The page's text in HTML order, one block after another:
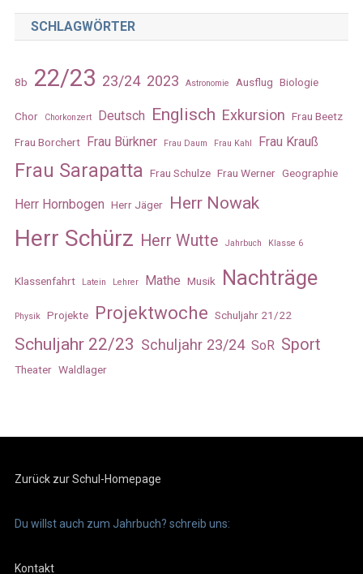
SCHLAGWÖRTER
8b 22/23 23/24 2023 Astronomie Ausflug Biologie
Chor Chorkonzert Deutsch Englisch Exkursion Frau Beetz
Frau Borchert Frau Bürkner Frau Daum Frau Kahl Frau Krauß
Frau Sarapatta Frau Schulze Frau Werner Geographie
Herr Hornbogen Herr Jäger Herr Nowak
Herr Schürz Herr Wutte Jahrbuch Klasse 6
Klassenfahrt Latein Lehrer Mathe Musik Nachträge
Physik Projekte Projektwoche Schuljahr 21/22
Schuljahr 22/23 Schuljahr 23/24 SoR Sport
Theater Waldlager
Zurück zur Schul-Homepage
Du willst auch zum Jahrbuch? schreib uns:
Kontakt